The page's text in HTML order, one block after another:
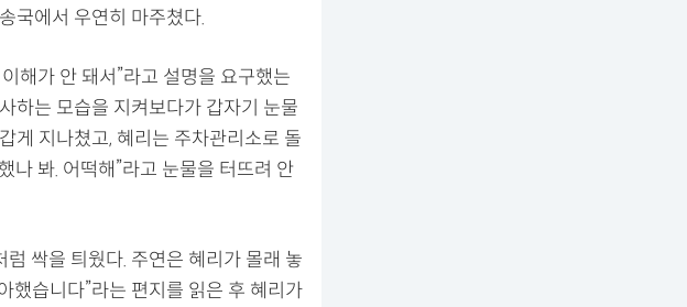
국에서 우연히 마주쳤다.
해가 안 돼서”라고 설명을 요구했는
하는 모습을 지켜보다가 갑자기 눈물
게 지나쳤고, 혜리는 주차관리소로 돌
나 봐. 어떡해”라고 눈물을 터뜨려 안
싹을 틔웠다. 주연은 혜리가 몰래 놓
했습니다”라는 편지를 읽은 후 혜리가